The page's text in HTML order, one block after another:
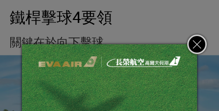
鐵桿擊球4要領
關鍵在於向下擊球